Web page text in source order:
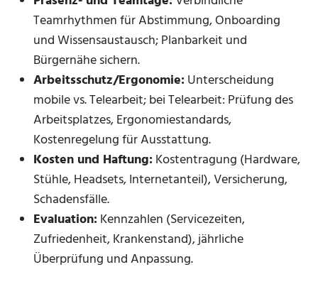
Teamrhythmen für Abstimmung, Onboarding
und Wissensaustausch; Planbarkeit und
Bürgernähe sichern.
Arbeitsschutz/Ergonomie:Unterscheidung
mobile vs. Telearbeit; bei Telearbeit: Prüfung des
Arbeitsplatzes, Ergonomiestandards,
Kostenregelung für Ausstattung.
Kosten und Haftung:Kostentragung (Hardware,
Stühle, Headsets, Internetanteil), Versicherung,
Schadensfälle.
Evaluation:Kennzahlen (Servicezeiten,
Zufriedenheit, Krankenstand), jährliche
Überprüfung und Anpassung.